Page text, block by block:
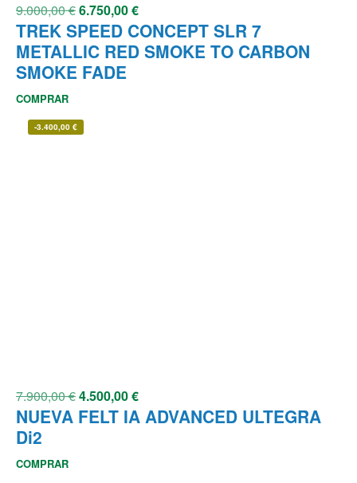
9.000,00€6.750,00€
TREK SPEED CONCEPT SLR 7
METALLIC RED SMOKE TO CARBON
SMOKE FADE
COMPRAR
-3.400,00 €
7.900,00€4.500,00€
NUEVA FELT IA ADVANCED ULTEGRA
Di2
COMPRAR